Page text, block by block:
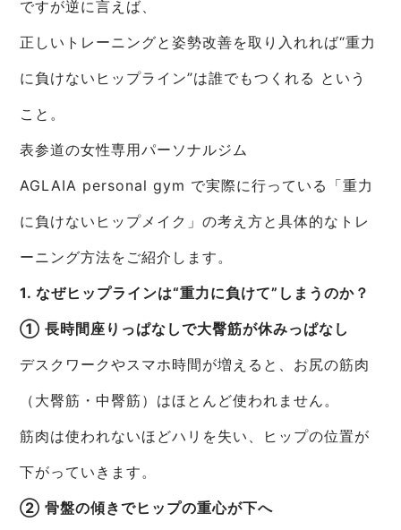
ですが逆に言えば、
正しいトレーニングと姿勢改善を取り入れれば“重力
に負けないヒップライン”は誰でもつくれる という
こと。
表参道の女性専用パーソナルジム
AGLAIA personal gym で実際に行っている「重力
に負けないヒップメイク」の考え方と具体的なトレ
ーニング方法をご紹介します。
1. なぜヒップラインは“重力に負けて”しまうのか？
① 長時間座りっぱなしで大臀筋が休みっぱなし
デスクワークやスマホ時間が増えると、お尻の筋肉
（大臀筋・中臀筋）はほとんど使われません。
筋肉は使われないほどハリを失い、ヒップの位置が
下がっていきます。
② 骨盤の傾きでヒップの重心が下へ